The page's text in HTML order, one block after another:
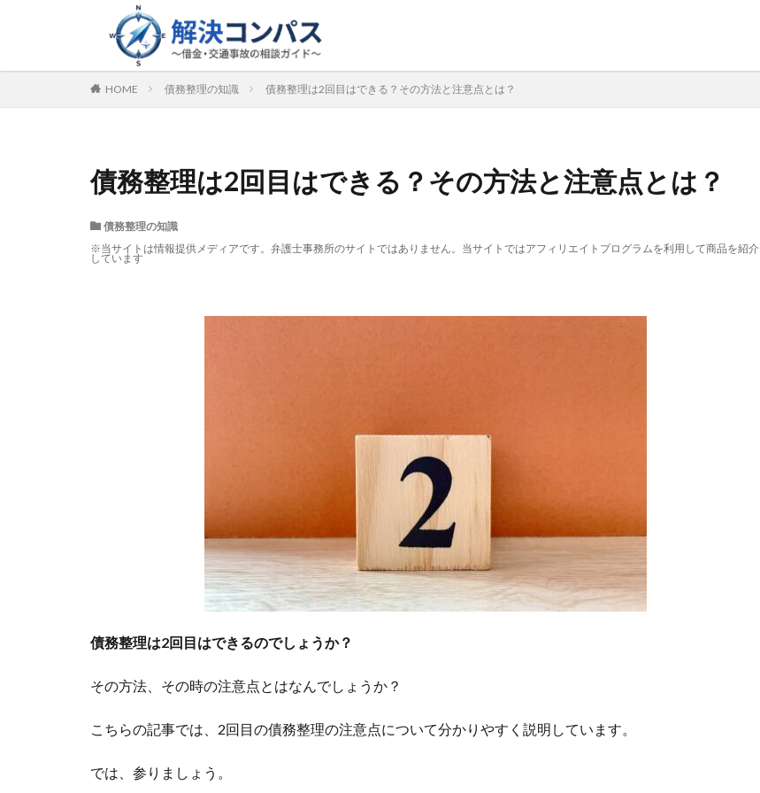
HOME 債務整理の知識 債務整理は2回目はできる？その方法と注意点とは？
債務整理は2回目はできる？その方法と注意点とは？
債務整理の知識
※当サイトは情報提供メディアです。弁護士事務所のサイトではありません。当サイトではアフィリエイトプログラムを利用して商品を紹介
しています
債務整理は2回目はできるのでしょうか？
その方法、その時の注意点とはなんでしょうか？
こちらの記事では、2回目の債務整理の注意点について分かりやすく説明しています。
では、参りましょう。